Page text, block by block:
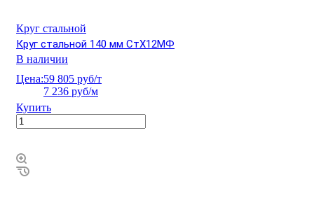
Круг стальной
Круг стальной 140 мм СтХ12МФ
В наличии
Цена:59 805 руб/т
7 236 руб/м
Купить